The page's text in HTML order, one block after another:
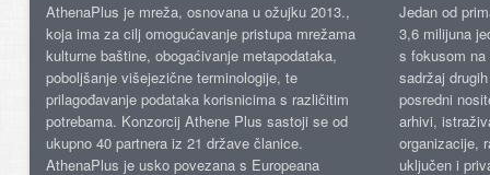
AthenaPlus je mreža, osnovana u ožujku 2013.,
koja ima za cilj omogućavanje pristupa mrežama
kulturne baštine, obogaćivanje metapodataka,
poboljšanje višejezične terminologije, te
prilagođavanje podataka korisnicima s različitim
potrebama. Konzorcij Athene Plus sastoji se od
ukupno 40 partnera iz 21 države članice.
AthenaPlus je usko povezana s Europeana
Jedan od
3,6 milijuna
s fokusom
sadržaj
posredni
arhivi,
organizacije,
uključen i